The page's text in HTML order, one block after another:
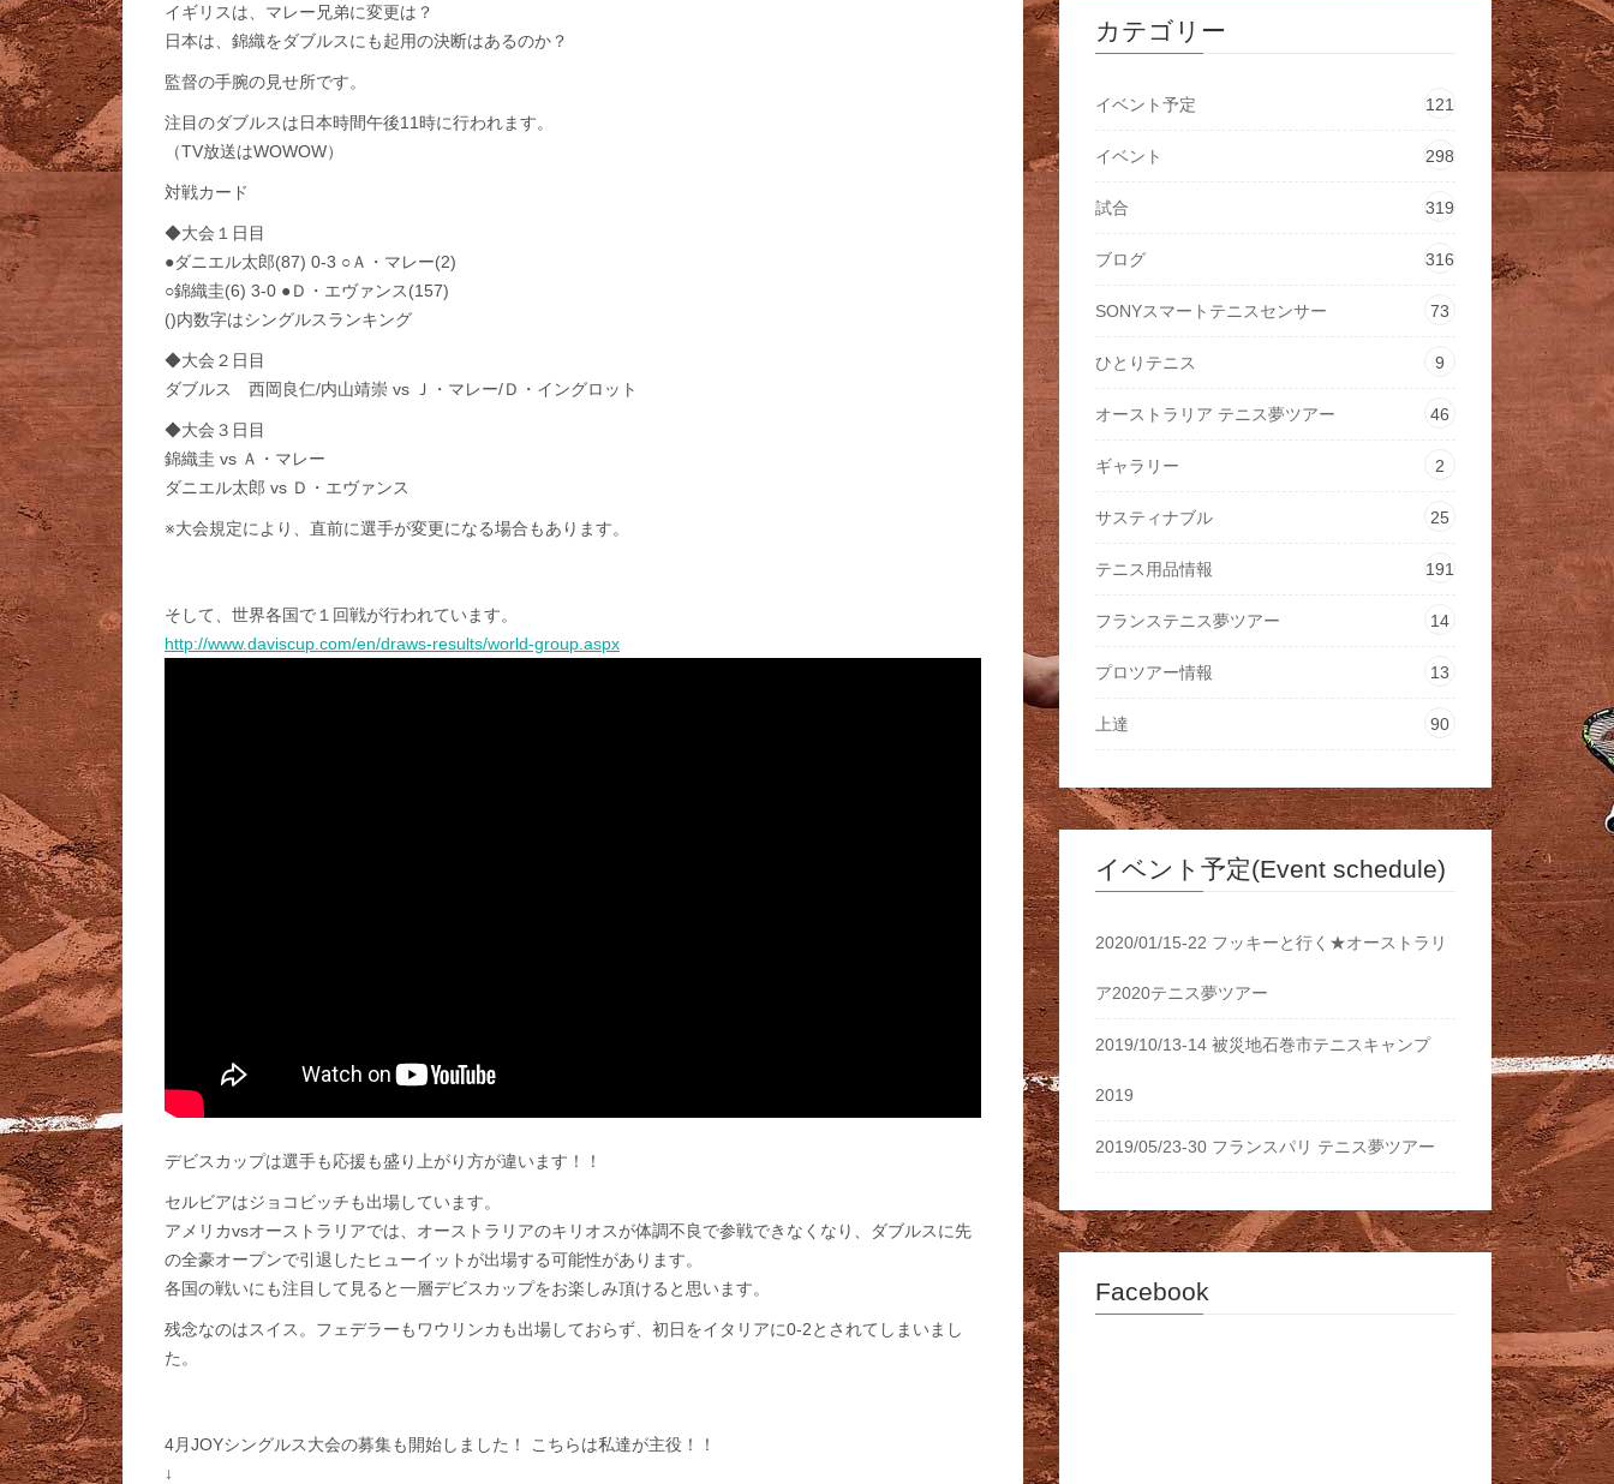
イギリスは、マレー兄弟に変更は？
日本は、錦織をダブルスにも起用の決断はあるのか？
監督の手腕の見せ所です。
注目のダブルスは日本時間午後11時に行われます。
（TV放送はWOWOW）
対戦カード
◆大会１日目
●ダニエル太郎(87) 0-3 ○Ａ・マレー(2)
○錦織圭(6) 3-0 ●Ｄ・エヴァンス(157)
()内数字はシングルスランキング
◆大会２日目
ダブルス 西岡良仁/内山靖崇 vs Ｊ・マレー/Ｄ・イングロット
◆大会３日目
錦織圭 vs Ａ・マレー
ダニエル太郎 vs Ｄ・エヴァンス
※大会規定により、直前に選手が変更になる場合もあります。
そして、世界各国で１回戦が行われています。
http://www.daviscup.com/en/draws-results/world-group.aspx
デビスカップは選手も応援も盛り上がり方が違います！！
セルビアはジョコビッチも出場しています。
アメリカvsオーストラリアでは、オーストラリアのキリオスが体調不良で参戦できなくなり、ダブルスに先
の全豪オープンで引退したヒューイットが出場する可能性があります。
各国の戦いにも注目して見ると一層デビスカップをお楽しみ頂けると思います。
残念なのはスイス。フェデラーもワウリンカも出場しておらず、初日をイタリアに0-2とされてしまいまし
た。
4月JOYシングルス大会の募集も開始しました！ こちらは私達が主役！！
↓
カテゴリー
イベント予定 121
イベント 298
試合 319
ブログ 316
SONYスマートテニスセンサー 73
ひとりテニス 9
オーストラリア テニス夢ツアー 46
ギャラリー 2
サスティナブル 25
テニス用品情報 191
フランステニス夢ツアー 14
プロツアー情報 13
上達 90
イベント予定(Event schedule)
2020/01/15-22 フッキーと行く★オーストラリ
ア2020テニス夢ツアー
2019/10/13-14 被災地石巻市テニスキャンプ
2019
2019/05/23-30 フランスパリ テニス夢ツアー
Facebook